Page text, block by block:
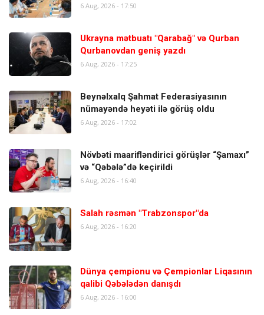
6 Aug, 2026 - 17:50
Ukrayna mətbuatı "Qarabağ" və Qurban
Qurbanovdan geniş yazdı
6 Aug, 2026 - 17:25
Beynəlxalq Şahmat Federasiyasının
nümayəndə heyəti ilə görüş oldu
6 Aug, 2026 - 17:02
Növbəti maarifləndirici görüşlər “Şamaxı”
və “Qəbələ”də keçirildi
6 Aug, 2026 - 16:40
Salah rəsmən "Trabzonspor"da
6 Aug, 2026 - 16:20
Dünya çempionu və Çempionlar Liqasının
qalibi Qəbələdən danışdı
6 Aug, 2026 - 16:00